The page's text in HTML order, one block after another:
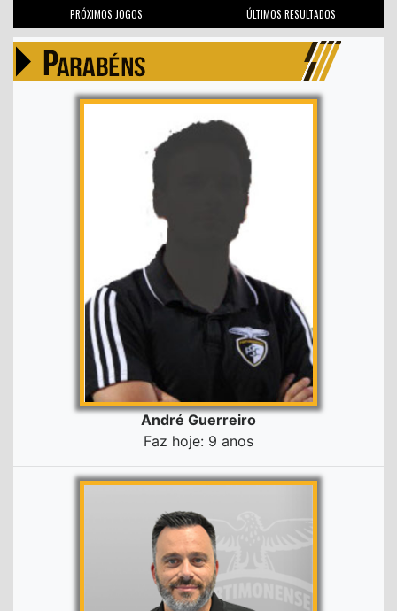
PRÓXIMOS JOGOS ÚLTIMOS RESULTADOS
André Guerreiro
Faz hoje: 9 anos